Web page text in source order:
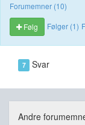
Forumemner (10)
Følg
Følger (1)
7 Svar
Andre